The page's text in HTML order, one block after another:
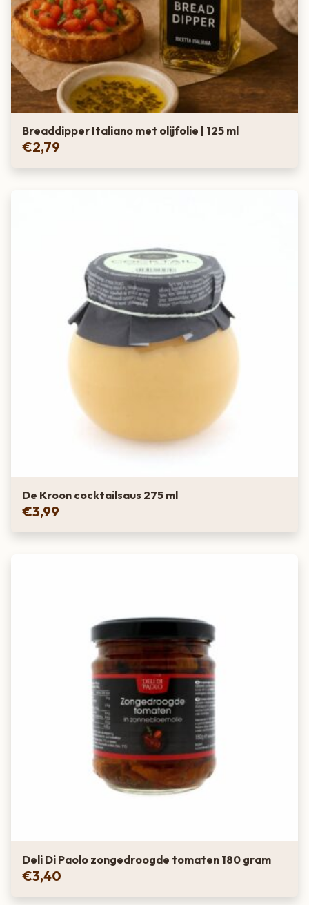
Breaddipper Italiano met olijfolie | 125 ml
€2,79
De Kroon cocktailsaus 275 ml
€3,99
Deli Di Paolo zongedroogde tomaten 180 gram
€3,40